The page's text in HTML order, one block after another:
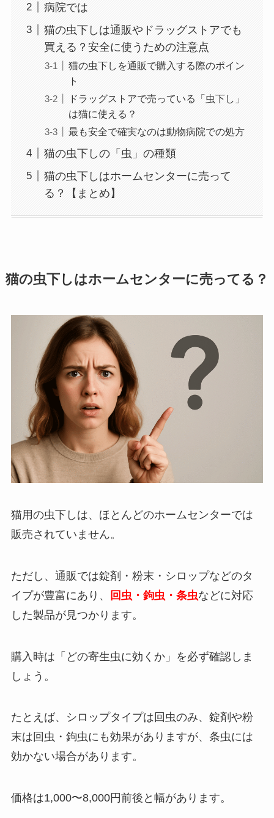
病院では
猫の虫下しは通販やドラッグストアでも
買える？安全に使うための注意点
猫の虫下しを通販で購入する際のポイン
ト
ドラッグストアで売っている「虫下し」
は猫に使える？
最も安全で確実なのは動物病院での処方
猫の虫下しの「虫」の種類
猫の虫下しはホームセンターに売って
る？【まとめ】
猫の虫下しはホームセンターに売ってる？
猫用の虫下しは、ほとんどのホームセンターでは
販売されていません。
ただし、通販では錠剤・粉末・シロップなどのタ
イプが豊富にあり、
回虫・鉤虫・条虫などに対応
した製品が見つかります。
購入時は「どの寄生虫に効くか」を必ず確認しま
しょう。
たとえば、シロップタイプは回虫のみ、錠剤や粉
末は回虫・鉤虫にも効果がありますが、条虫には
効かない場合があります。
価格は1,000〜8,000円前後と幅があります。